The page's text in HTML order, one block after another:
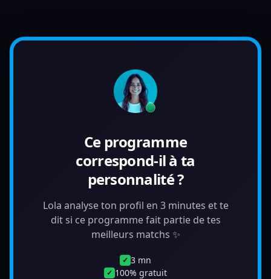
Ce programme
correspond-il à ta
personnalité ?
Lola analyse ton profil en 3 minutes et te
dit si ce programme fait partie de tes
meilleurs matchs ✨
✓ 3 mn
✓ 100% gratuit